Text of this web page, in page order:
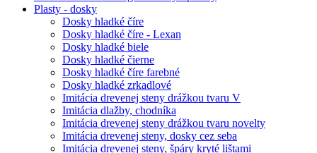
Plasty - dosky
Dosky hladké číre
Dosky hladké číre - Lexan
Dosky hladké biele
Dosky hladké čierne
Dosky hladké číre farebné
Dosky hladké zrkadlové
Imitácia drevenej steny drážkou tvaru V
Imitácia dlažby, chodníka
Imitácia drevenej steny drážkou tvaru novelty
Imitácia drevenej steny, dosky cez seba
Imitácia drevenej steny, špáry kryté lištami